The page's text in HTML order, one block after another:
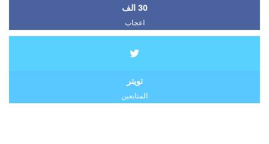
30 الف
اعجاب
تويتر
المتابعين